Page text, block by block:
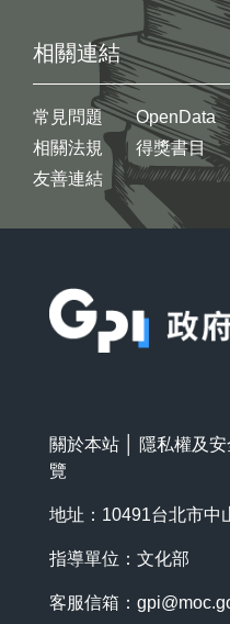
相關連結
常見問題
相關法規
友善連結
OpenData
得獎書目
關於本站 隱私權及
覽
地址：10491台北市中
指導單位：文化部
客服信箱：